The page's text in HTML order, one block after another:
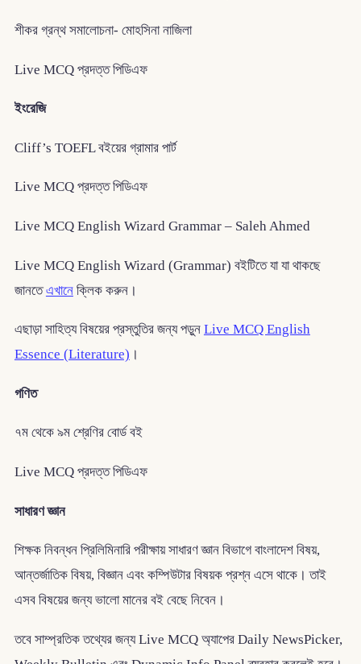
শীকর গ্রন্থ সমালোচনা- মোহসিনা নাজিলা
Live MCQ প্রদত্ত পিডিএফ
ইংরেজি
Cliff’s TOEFL বইয়ের গ্রামার পার্ট
Live MCQ প্রদত্ত পিডিএফ
Live MCQ English Wizard Grammar – Saleh Ahmed
Live MCQ English Wizard (Grammar) বইটিতে যা যা থাকছে
জানতেএখানেক্লিক করুন।
এছাড়া সাহিত্য বিষয়ের প্রস্তুতির জন্য পড়ুন Live MCQ English
Essence (Literature) ।
গণিত
৭ম থেকে ৯ম শ্রেণির বোর্ড বই
Live MCQ প্রদত্ত পিডিএফ
সাধারণ জ্ঞান
শিক্ষক নিবন্ধন প্রিলিমিনারি পরীক্ষায় সাধারণ জ্ঞান বিভাগে বাংলাদেশ বিষয়,
আন্তর্জাতিক বিষয়, বিজ্ঞান এবং কম্পিউটার বিষয়ক প্রশ্ন এসে থাকে। তাই
এসব বিষয়ের জন্য ভালো মানের বই বেছে নিবেন।
তবে সাম্প্রতিক তথ্যের জন্য Live MCQ অ্যাপের Daily NewsPicker,